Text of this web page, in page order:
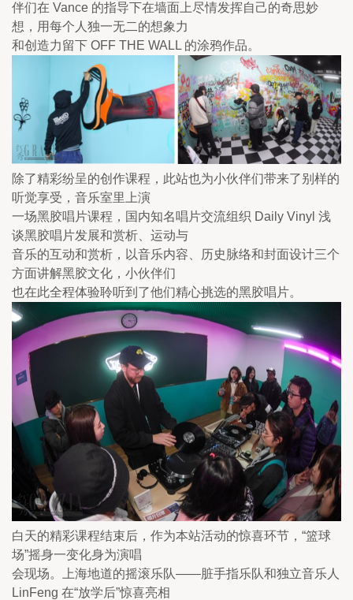
伴们在 Vance 的指导下在墙面上尽情发挥自己的奇思妙
想，用每个人独一无二的想象力
和创造力留下 OFF THE WALL 的涂鸦作品。
除了精彩纷呈的创作课程，此站也为小伙伴们带来了别样的
听觉享受，音乐室里上演
一场黑胶唱片课程，国内知名唱片交流组织 Daily Vinyl 浅
谈黑胶唱片发展和赏析、运动与
音乐的互动和赏析，以音乐内容、历史脉络和封面设计三个
方面讲解黑胶文化，小伙伴们
也在此全程体验聆听到了他们精心挑选的黑胶唱片。
白天的精彩课程结束后，作为本站活动的惊喜环节，“篮球
场”摇身一变化身为演唱
会现场。上海地道的摇滚乐队——脏手指乐队和独立音乐人
LinFeng 在“放学后”惊喜亮相